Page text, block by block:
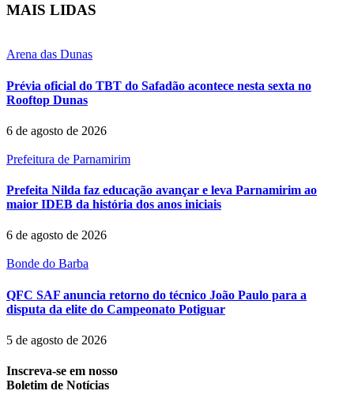
MAIS LIDAS
Arena das Dunas
Prévia oficial do TBT do Safadão acontece nesta sexta no
Rooftop Dunas
6 de agosto de 2026
Prefeitura de Parnamirim
Prefeita Nilda faz educação avançar e leva Parnamirim ao
maior IDEB da história dos anos iniciais
6 de agosto de 2026
Bonde do Barba
QFC SAF anuncia retorno do técnico João Paulo para a
disputa da elite do Campeonato Potiguar
5 de agosto de 2026
Inscreva-se em nosso
Boletim de Notícias